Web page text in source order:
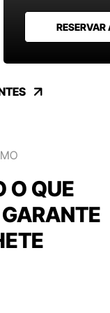
RESERVAR
O QUE